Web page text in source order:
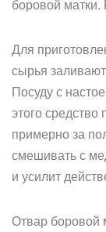
боровой матки.
Для
сырья заливают
Посуду с
этого
примерно за
смешивать с
и усилит
Отвар боровой